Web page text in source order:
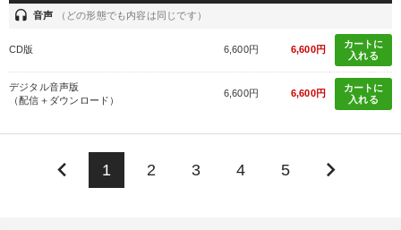
headset 音声 （どの形態でも内容は同じです）
CD版 6,600円 6,600円
カートに
入れる
デジタル音声版
（配信＋ダウンロード）
6,600円 6,600円
カートに
入れる
keyboard_arrow_left 1 2 3 4 5 keyboard_arrow_right